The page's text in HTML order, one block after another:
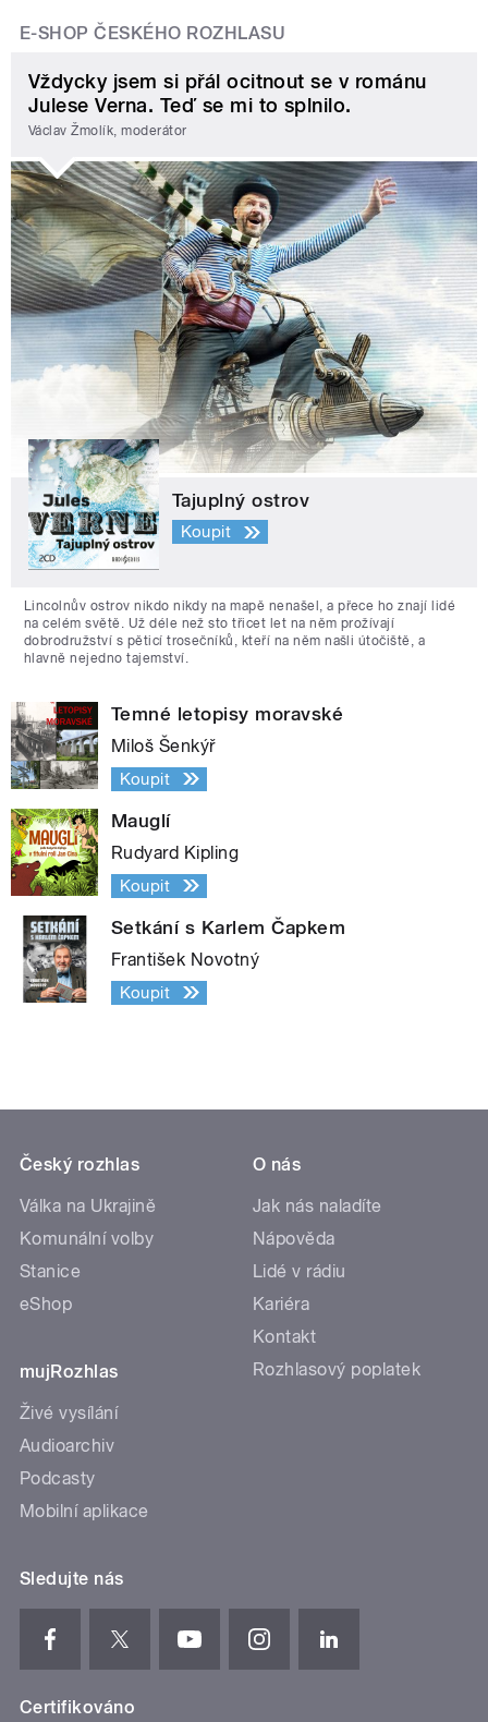
E-SHOP ČESKÉHO ROZHLASU
Vždycky jsem si přál ocitnout se v románu
Julese Verna. Teď se mi to splnilo.
Václav Žmolík, moderátor
Tajuplný ostrov
Koupit
Lincolnův ostrov nikdo nikdy na mapě nenašel, a přece ho znají lidé
na celém světě. Už déle než sto třicet let na něm prožívají
dobrodružství s pěticí trosečníků, kteří na něm našli útočiště, a
hlavně nejedno tajemství.
Temné letopisy moravské
Miloš Šenkýř
Koupit
Mauglí
Rudyard Kipling
Koupit
Setkání s Karlem Čapkem
František Novotný
Koupit
Český rozhlas
Válka na Ukrajině
Komunální volby
Stanice
eShop
mujRozhlas
Živé vysílání
Audioarchiv
Podcasty
Mobilní aplikace
O nás
Jak nás naladíte
Nápověda
Lidé v rádiu
Kariéra
Kontakt
Rozhlasový poplatek
Sledujte nás
Certifikováno